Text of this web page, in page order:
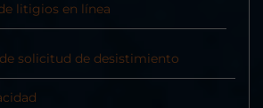
litigios en línea
solicitud de desistimiento